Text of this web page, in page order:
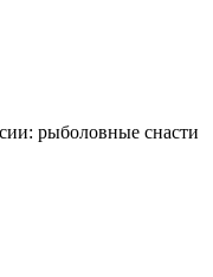
рыболовные снасти